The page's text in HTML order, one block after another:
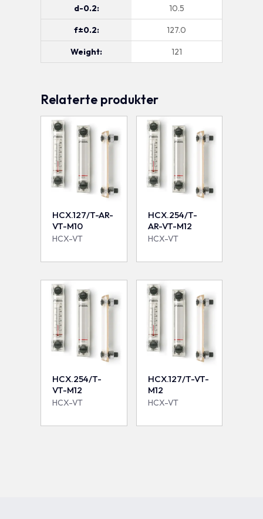
d-0.2: 10.5
f±0.2: 127.0
Weight: 121
Relaterte produkter
HCX.127/T-AR-
VT-M10
HCX-VT
HCX.254/T-
AR-VT-M12
HCX-VT
HCX.254/T-
VT-M12
HCX-VT
HCX.127/T-VT-
M12
HCX-VT